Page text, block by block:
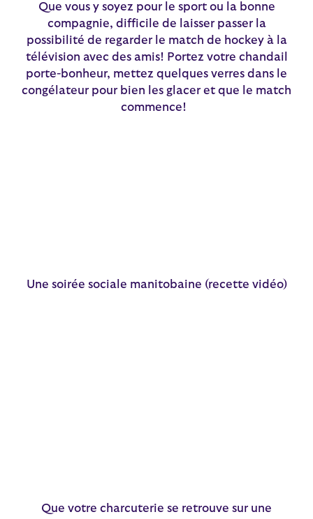
Que vous y soyez pour le sport ou la bonne
compagnie, difficile de laisser passer la
possibilité de regarder le match de hockey à la
télévision avec des amis! Portez votre chandail
porte-bonheur, mettez quelques verres dans le
congélateur pour bien les glacer et que le match
commence!
Une soirée sociale manitobaine (recette vidéo)
Que votre charcuterie se retrouve sur une